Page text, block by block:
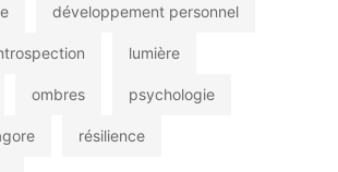
développement personnel
lumière
ombres psychologie
résilience